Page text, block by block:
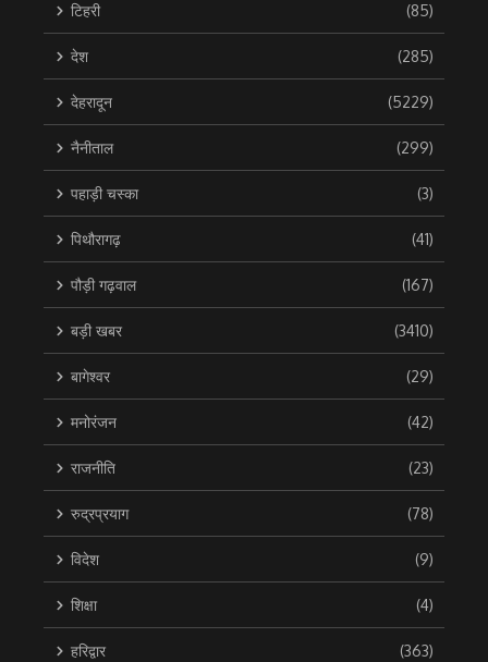
टिहरी (85)
देश (285)
देहरादून (5229)
नैनीताल (299)
पहाड़ी चस्का (3)
पिथौरागढ़ (41)
पौड़ी गढ़वाल (167)
बड़ी खबर (3410)
बागेश्वर (29)
मनोरंजन (42)
राजनीति (23)
रुद्रप्रयाग (78)
विदेश (9)
शिक्षा (4)
हरिद्वार (363)